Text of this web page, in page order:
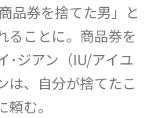
品券を捨てた男」と
ることに。商品券を
･ジアン（IU/アイユ
は、自分が捨てたこ
む。